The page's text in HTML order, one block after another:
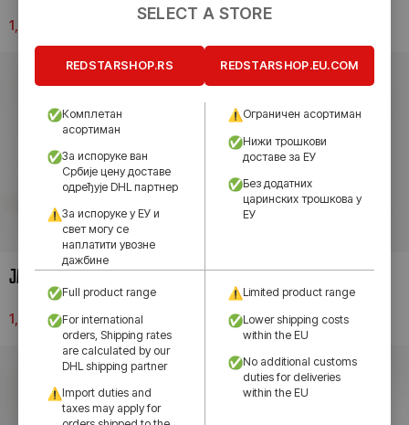
1,990.00
ЈАСТУК
1,990.00рсд
ЈАСТУК
1,990.00рсд
SELECT A STORE
REDSTARSHOP.RS REDSTARSHOP.EU.COM
Комплетан
асортиман
За испоруке ван
Србије цену доставе
одређује DHL партнер
За испоруке у ЕУ и
свет могу се
наплатити увозне
дажбине
Ограничен асортиман
Нижи трошкови
доставе за ЕУ
Без додатних
царинских трошкова у
ЕУ
Full product range
For international
orders, Shipping rates
are calculated by our
DHL shipping partner
Import duties and
taxes may apply for
Limited product range
Lower shipping costs
within the EU
No additional customs
duties for deliveries
within the EU